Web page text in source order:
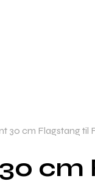
30 cm Flagstang til
cm